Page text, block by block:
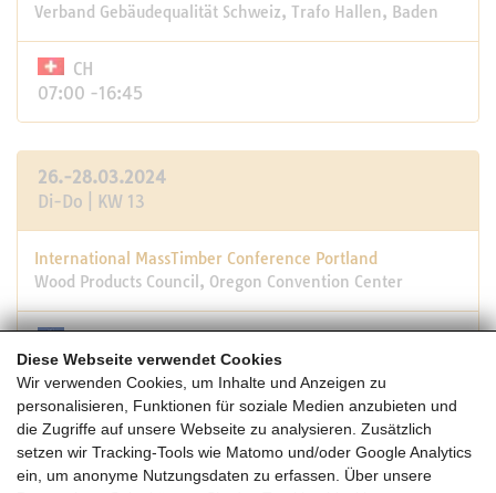
Diese Webseite verwendet Cookies
Wir verwenden Cookies, um Inhalte und Anzeigen zu
personalisieren, Funktionen für soziale Medien anzubieten und
die Zugriffe auf unsere Webseite zu analysieren. Zusätzlich
setzen wir Tracking-Tools wie Matomo und/oder Google Analytics
ein, um anonyme Nutzungsdaten zu erfassen. Über unsere
Verband Gebäudequalität Schweiz, Trafo Hallen, Baden
CH
07:00 -16:45
26.-28.03.2024
Di-Do | KW 13
International MassTimber Conference Portland
Wood Products Council, Oregon Convention Center
USA
05:45 -21:00
28.03.2024
Do | KW 13